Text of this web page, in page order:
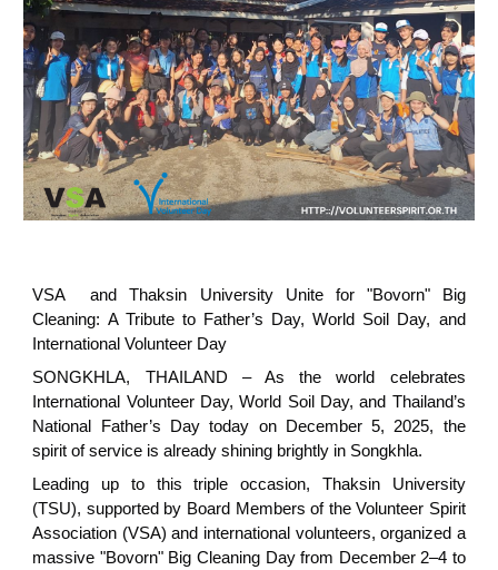
VSA and Thaksin University Unite for "Bovorn" Big
Cleaning: A Tribute to Father’s Day, World Soil Day, and
International Volunteer Day
SONGKHLA, THAILAND – As the world celebrates
International Volunteer Day, World Soil Day, and Thailand’s
National Father’s Day today on December 5, 2025, the
spirit of service is already shining brightly in Songkhla.
Leading up to this triple occasion, Thaksin University
(TSU), supported by Board Members of the Volunteer Spirit
Association (VSA) and international volunteers, organized a
massive "Bovorn" Big Cleaning Day from December 2–4 to